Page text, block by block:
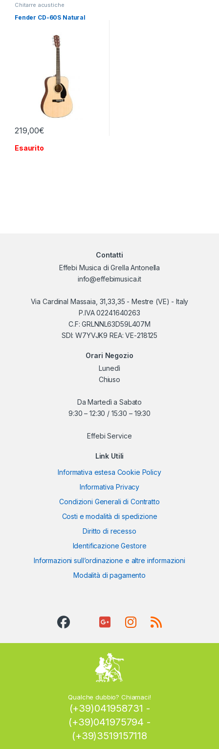
Chitarre acustiche
Fender CD-60S Natural
219,00€
Esaurito
Contatti
Effebi Musica di Grella Antonella
info@effebimusica.it
Via Cardinal Massaia, 31,33,35 - Mestre (VE) - Italy
P.IVA 02241640263
C.F: GRLNNL63D59L407M
SDI: W7YVJK9 REA: VE-218125
Orari Negozio
Lunedì
Chiuso
Da Martedì a Sabato
9:30 – 12:30 / 15:30 – 19:30
Effebi Service
Link Utili
Informativa estesa Cookie Policy
Informativa Privacy
Condizioni Generali di Contratto
Costi e modalità di spedizione
Diritto di recesso
Identificazione Gestore
Informazioni sull’ordinazione e altre informazioni
Modalità di pagamento
Qualche dubbio? Chiamaci!
(+39)041958731 -
(+39)041975794 -
(+39)3519157118